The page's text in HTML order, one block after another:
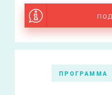
ПРОГРАММА